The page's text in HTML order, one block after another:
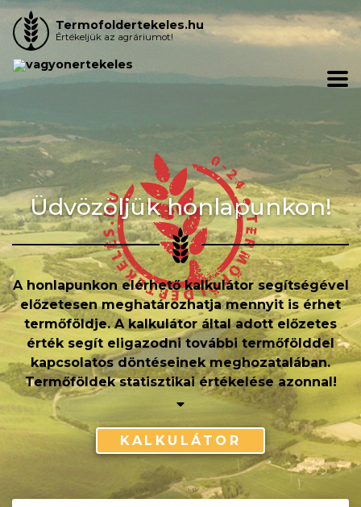
Termofoldertekeles.hu
Értékeljük az agráriumot!
Üdvözöljük honlapunkon!
A honlapunkon elérhető kalkulátor segítségével
előzetesen meghatározhatja mennyit is érhet
termőföldje. A kalkulátor által adott előzetes
érték segít eligazodni további termőfölddel
kapcsolatos döntéseinek meghozatalában.
Termőföldek statisztikai értékelése azonnal!
KALKULÁTOR